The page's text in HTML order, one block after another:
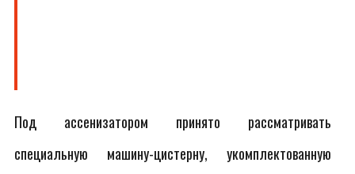
Под ассенизатором принято рассматривать
специальную машину-цистерну, укомплектованную